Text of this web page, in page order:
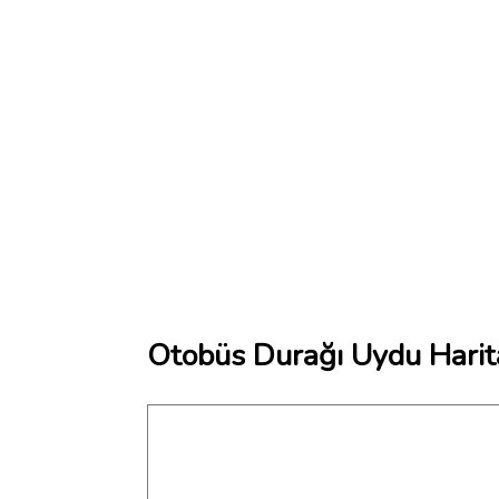
Otobüs Durağı Uydu